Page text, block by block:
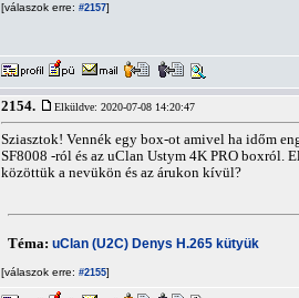
[válaszok erre: #2157]
2154. Elküldve: 2020-07-08 14:20:47
Sziasztok! Vennék egy box-ot amivel ha időm
SF8008 -ról és az uClan Ustym 4K PRO boxról.
közöttük a nevükön és az árukon kívül?
Téma: uClan (U2C) Denys H.265 kütyük
[válaszok erre: #2155]